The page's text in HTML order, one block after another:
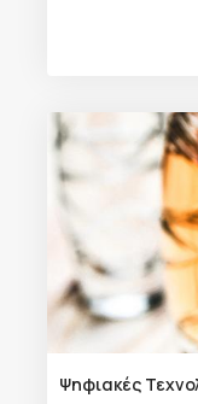
Ψηφιακές